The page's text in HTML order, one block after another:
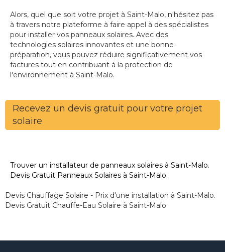
Alors, quel que soit votre projet à Saint-Malo, n'hésitez pas
à travers notre plateforme à faire appel à des spécialistes
pour installer vos panneaux solaires. Avec des
technologies solaires innovantes et une bonne
préparation, vous pouvez réduire significativement vos
factures tout en contribuant à la protection de
l'environnement à Saint-Malo.
Recevez un devis gratuit pour votre projet
solaire
Trouver un installateur de panneaux solaires à Saint-Malo.
Devis Gratuit Panneaux Solaires à Saint-Malo
Devis Chauffage Solaire - Prix d'une installation à Saint-Malo.
Devis Gratuit Chauffe-Eau Solaire à Saint-Malo